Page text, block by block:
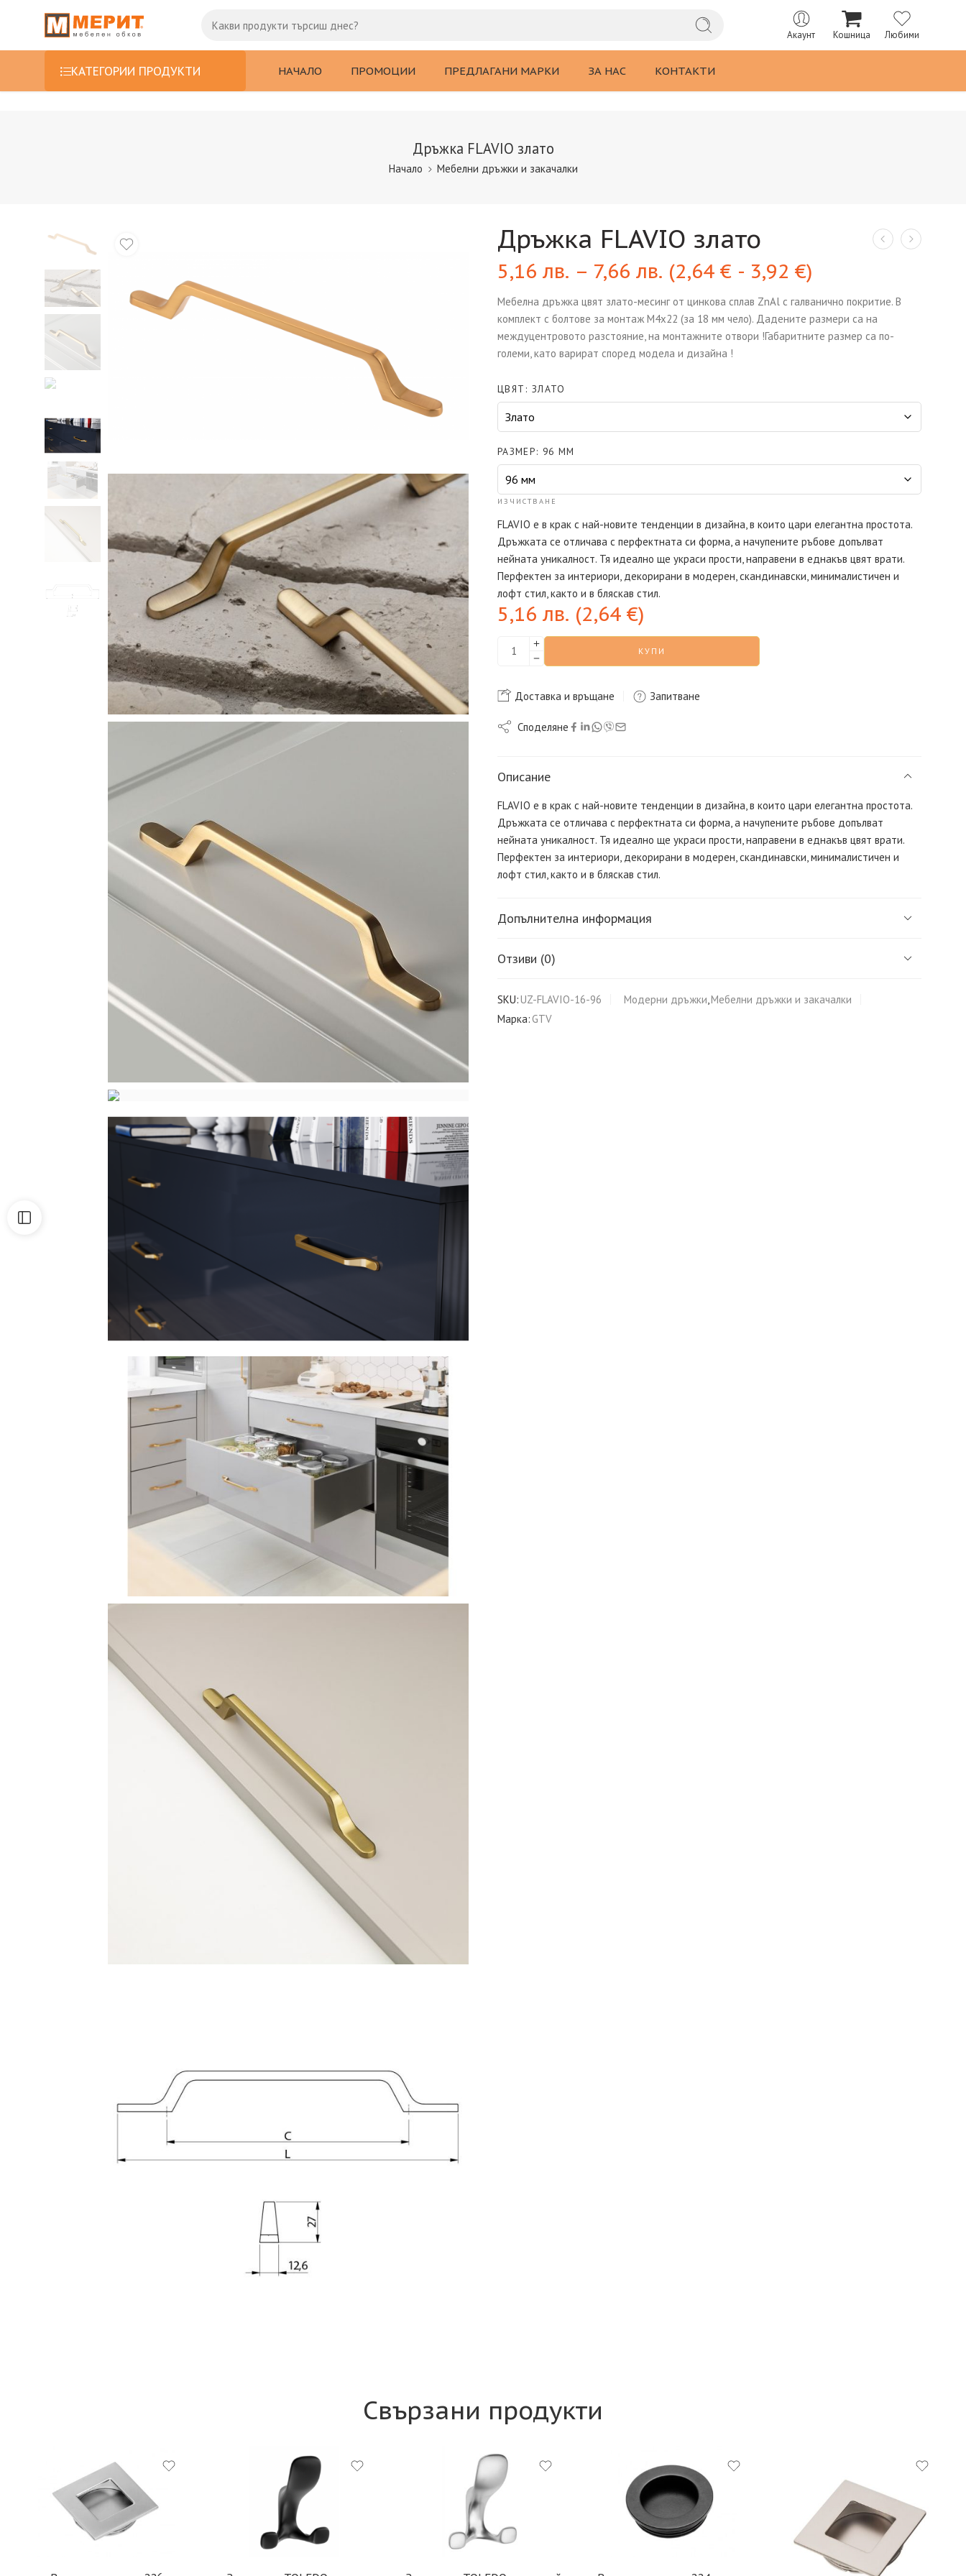
Акаунт Кошница Любими
КАТЕГОРИИ ПРОДУКТИ НАЧАЛО ПРОМОЦИИ ПРЕДЛАГАНИ МАРКИ ЗА НАС КОНТАКТИ
Дръжка FLAVIO злато
Начало Мебелни дръжки и закачалки
Дръжка FLAVIO злато
5,16 лв. – 7,66 лв. (2,64 € - 3,92 €)
Мебелна дръжка цвят злато-месинг от цинкова сплав ZnAl с галванично покритие. В
комплект с болтове за монтаж М4х22 (за 18 мм чело). Дадените размери са на
междуцентровото разстояние, на монтажните отвори !Габаритните размер са по-
големи, като варират според модела и дизайна !
ЦВЯТ ЗЛАТО
РАЗМЕР 96 ММ
ИЗЧИСТВАНЕ
FLAVIO е в крак с най-новите тенденции в дизайна, в които цари елегантна простота.
Дръжката се отличава с перфектната си форма, а начупените ръбове допълват
нейната уникалност. Тя идеално ще украси прости, направени в еднакъв цвят врати.
Перфектен за интериори, декорирани в модерен, скандинавски, минималистичен и
лофт стил, както и в бляскав стил.
5,16 лв. (2,64 €)
КУПИ
Доставка и връщане Запитване
Споделяне
Описание
FLAVIO е в крак с най-новите тенденции в дизайна, в които цари елегантна простота.
Дръжката се отличава с перфектната си форма, а начупените ръбове допълват
нейната уникалност. Тя идеално ще украси прости, направени в еднакъв цвят врати.
Перфектен за интериори, декорирани в модерен, скандинавски, минималистичен и
лофт стил, както и в бляскав стил.
Допълнителна информация
Отзиви (0)
SKU:UZ-FLAVIO-16-96 Модерни дръжки,Мебелни дръжки и закачалки
Марка:GTV
Свързани продукти